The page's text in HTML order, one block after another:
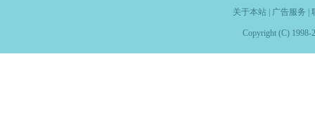
关于本站| 广告服务
Copyright (C) 1998-